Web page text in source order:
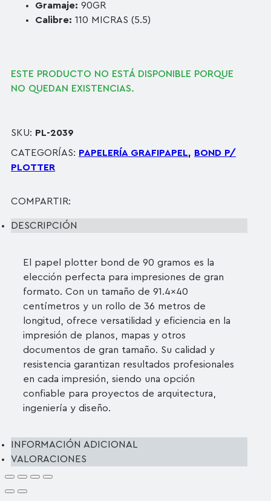
Gramaje: 90GR
Calibre: 110 MICRAS (5.5)
ESTE PRODUCTO NO ESTÁ DISPONIBLE PORQUE
NO QUEDAN EXISTENCIAS.
SKU: PL-2039
CATEGORÍAS: PAPELERÍA GRAFIPAPEL, BOND P/
PLOTTER
COMPARTIR:
DESCRIPCIÓN
El papel plotter bond de 90 gramos es la
elección perfecta para impresiones de gran
formato. Con un tamaño de 91.4×40
centímetros y un rollo de 36 metros de
longitud, ofrece versatilidad y eficiencia en la
impresión de planos, mapas y otros
documentos de gran tamaño. Su calidad y
resistencia garantizan resultados profesionales
en cada impresión, siendo una opción
confiable para proyectos de arquitectura,
ingeniería y diseño.
INFORMACIÓN ADICIONAL
VALORACIONES